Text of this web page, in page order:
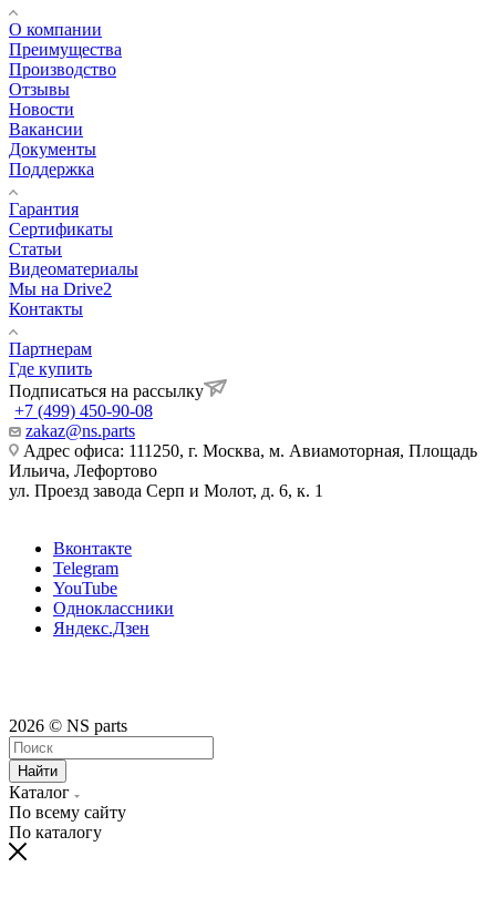
О компании
Преимущества
Производство
Отзывы
Новости
Вакансии
Документы
Поддержка
Гарантия
Сертификаты
Статьи
Видеоматериалы
Мы на Drive2
Контакты
Партнерам
Где купить
Подписаться на рассылку
+7 (499) 450-90-08
zakaz@ns.parts
Адрес офиса: 111250, г. Москва, м. Авиамоторная, Площадь
Ильича, Лефортово
ул. Проезд завода Серп и Молот, д. 6, к. 1
Вконтакте
Telegram
YouTube
Одноклассники
Яндекс.Дзен
2026 © NS parts
Найти
Каталог
По всему сайту
По каталогу